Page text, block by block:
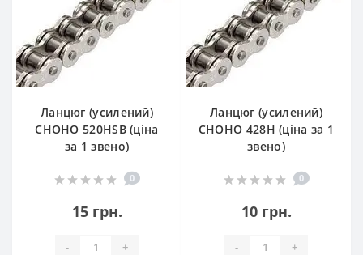
Ланцюг (усилений)
СHOHO 520HSB (ціна
за 1 звено)
0
15 грн.
- +
Ланцюг (усилений)
СHOHO 428H (ціна за 1
звено)
0
10 грн.
- +